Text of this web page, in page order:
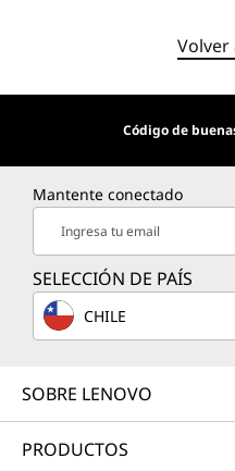
Código de
Mantente conectado
Ingresa tu email
SELECCIÓN DE PAÍS
CHILE
SOBRE LENOVO
PRODUCTOS